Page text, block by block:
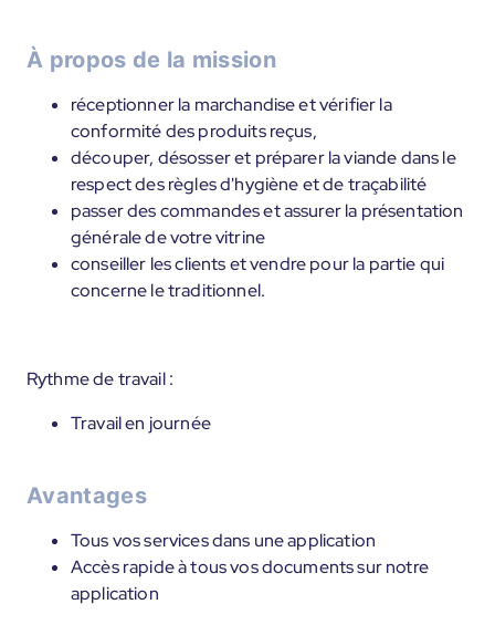
À propos de la mission
réceptionner la marchandise et vérifier la
conformité des produits reçus,
découper, désosser et préparer la viande dans le
respect des règles d'hygiène et de traçabilité
passer des commandes et assurer la présentation
générale de votre vitrine
conseiller les clients et vendre pour la partie qui
concerne le traditionnel.
Rythme de travail :
Travail en journée
Avantages
Tous vos services dans une application
Accès rapide à tous vos documents sur notre
application